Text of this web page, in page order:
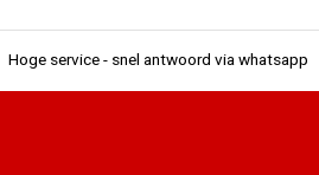
Hoge service- snel antwoord via whatsapp